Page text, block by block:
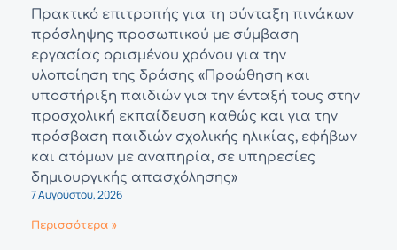
Πρακτικό επιτροπής για τη σύνταξη πινάκων
πρόσληψης προσωπικού με σύμβαση
εργασίας ορισμένου χρόνου για την
υλοποίηση της δράσης «Προώθηση και
υποστήριξη παιδιών για την ένταξή τους στην
προσχολική εκπαίδευση καθώς και για την
πρόσβαση παιδιών σχολικής ηλικίας, εφήβων
και ατόμων με αναπηρία, σε υπηρεσίες
δημιουργικής απασχόλησης»
7 Αυγούστου, 2026
Περισσότερα »